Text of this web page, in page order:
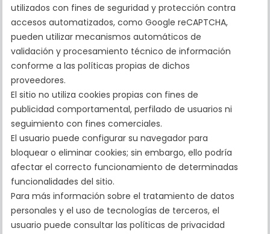
La tranquilidad de pasar por peajes sin contratiempos
Reglamentación Gestión de Peajes
Ajuste de Tarifas de Peajes
Términos y Condiciones
Política de Privacidad
utilizados con fines de seguridad y protección contra
accesos automatizados, como Google reCAPTCHA,
pueden utilizar mecanismos automáticos de
validación y procesamiento técnico de información
conforme a las políticas propias de dichos
proveedores.
El sitio no utiliza cookies propias con fines de
publicidad comportamental, perfilado de usuarios ni
seguimiento con fines comerciales.
El usuario puede configurar su navegador para
bloquear o eliminar cookies; sin embargo, ello podría
afectar el correcto funcionamiento de determinadas
funcionalidades del sitio.
Para más información sobre el tratamiento de datos
personales y el uso de tecnologías de terceros, el
usuario puede consultar las políticas de privacidad